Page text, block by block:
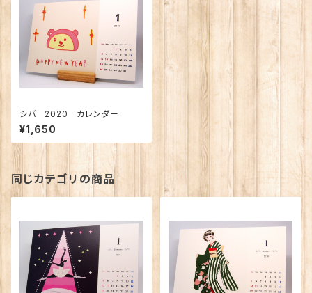
シバ 2020 カレンダー
¥1,650
同じカテゴリの商品